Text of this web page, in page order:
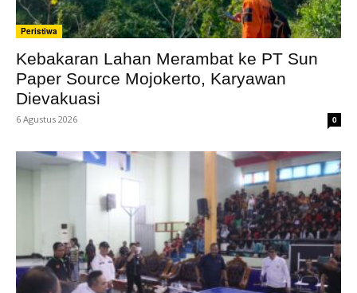
Peristiwa
Kebakaran Lahan Merambat ke PT Sun
Paper Source Mojokerto, Karyawan
Dievakuasi
6 Agustus 2026 0